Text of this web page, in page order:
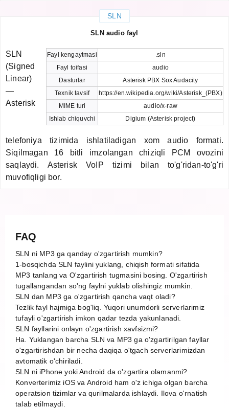
SLN
SLN audio fayl
Fayl kengaytmasi
.sln
Fayl toifasi
audio
Dasturlar
Asterisk PBX Sox Audacity
Texnik tavsif
https://en.wikipedia.org/wiki/Asterisk_(PBX)
MIME turi
audio/x-raw
Ishlab chiquvchi
Digium (Asterisk project)
SLN
(Signed
Linear)
—
Asterisk
telefoniya tizimida ishlatiladigan xom audio formati.
Siqilmagan 16 bitli imzolangan chiziqli PCM ovozini
saqlaydi. Asterisk VoIP tizimi bilan to'g'ridan-to'g'ri
muvofiqligi bor.
FAQ
SLN ni MP3 ga qanday o'zgartirish mumkin?
1-bosqichda SLN faylini yuklang, chiqish formati sifatida
MP3 tanlang va O'zgartirish tugmasini bosing. O'zgartirish
tugallangandan so'ng faylni yuklab olishingiz mumkin.
SLN dan MP3 ga o'zgartirish qancha vaqt oladi?
Tezlik fayl hajmiga bog'liq. Yuqori unumdorli serverlarimiz
tufayli o'zgartirish imkon qadar tezda yakunlanadi.
SLN fayllarini onlayn o'zgartirish xavfsizmi?
Ha. Yuklangan barcha SLN va MP3 ga o'zgartirilgan fayllar
o'zgartirishdan bir necha daqiqa o'tgach serverlarimizdan
avtomatik o'chiriladi.
SLN ni iPhone yoki Android da o'zgartira olamanmi?
Konverterimiz iOS va Android ham o'z ichiga olgan barcha
operatsion tizimlar va qurilmalarda ishlaydi. Ilova o'rnatish
talab etilmaydi.